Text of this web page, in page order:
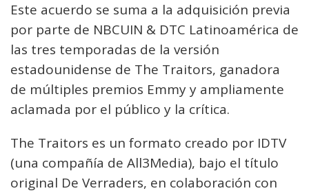
Este acuerdo se suma a la adquisición previa
por parte de NBCUIN & DTC Latinoamérica de
las tres temporadas de la versión
estadounidense de The Traitors, ganadora
de múltiples premios Emmy y ampliamente
aclamada por el público y la crítica.
The Traitors es un formato creado por IDTV
(una compañía de All3Media), bajo el título
original De Verraders, en colaboración con